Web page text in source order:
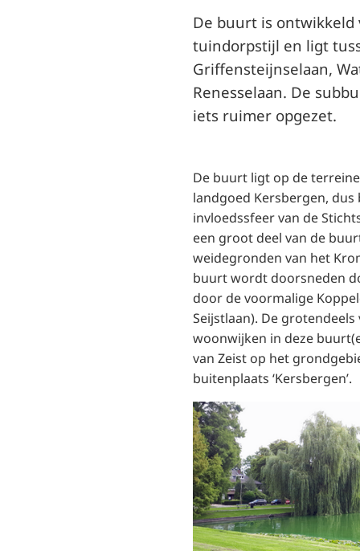
De buurt is ontwikkeld
tuindorpstijl en ligt
Griffensteijnselaan,
Renesselaan. De
iets ruimer opgezet.
De buurt ligt op de
landgoed Kersbergen, dus
invloedssfeer van de
een groot deel van de
weidegronden van het
buurt wordt doorsneden
door de voormalige
Seijstlaan). De
woonwijken in deze
van Zeist op het
buitenplaats ‘Kersbergen’.